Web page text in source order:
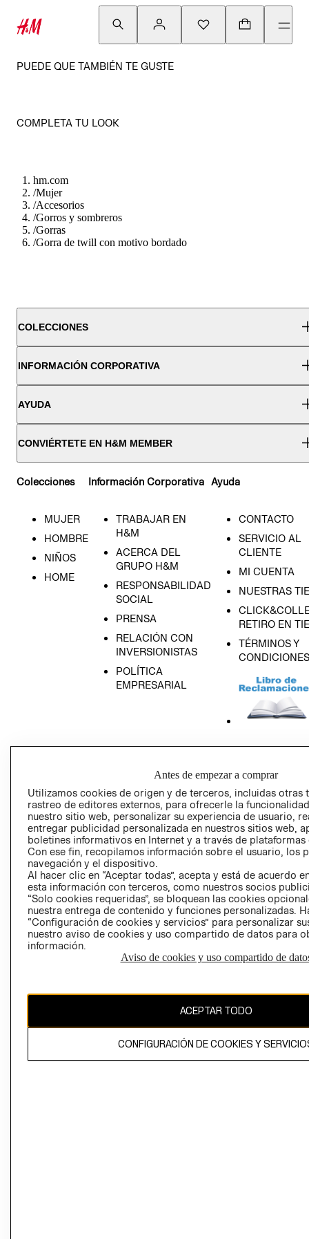
PUEDE QUE TAMBIÉN TE GUSTE
COMPLETA TU LOOK
hm.com
/Mujer
/Accesorios
/Gorros y sombreros
/Gorras
/Gorra de twill con motivo bordado
COLECCIONES
INFORMACIÓN CORPORATIVA
AYUDA
CONVIÉRTETE EN H&M MEMBER
Colecciones
MUJER
HOMBRE
NIÑOS
HOME
Información Corporativa
TRABAJAR EN
H&M
ACERCA DEL
GRUPO H&M
RESPONSABILIDAD
SOCIAL
PRENSA
RELACIÓN CON
INVERSIONISTAS
POLÍTICA
EMPRESARIAL
Ayuda
CONTACTO
SERVICIO AL
CLIENTE
MI CUENTA
NUESTRAS
RETIRO EN
TÉRMINOS Y
CONDICIONES
GIFT CARD
AVISO DE
Perú (S/)
CAMBIAR REGIÓN
propiedad de H&M Hennes & Mauritz AB
Antes de empezar a comprar
Utilizamos cookies de origen y de terceros, incluidas otras
rastreo de editores externos, para ofrecerle la
nuestro sitio web, personalizar su experiencia de usuario,
entregar publicidad personalizada en nuestros sitios web,
boletines informativos en Internet y a través de plataformas
Con ese fin, recopilamos información sobre el usuario, los
navegación y el dispositivo.
Al hacer clic en “Aceptar todas”, acepta y está de acuerdo
esta información con terceros, como nuestros socios
“Solo cookies requeridas”, se bloquean las cookies
nuestra entrega de contenido y funciones personalizadas.
“Configuración de cookies y servicios” para personalizar
nuestro aviso de cookies y uso compartido de datos para
información.
Aviso de cookies y uso compartido de
ACEPTAR TODO
CONFIGURACIÓN DE COOKIES Y